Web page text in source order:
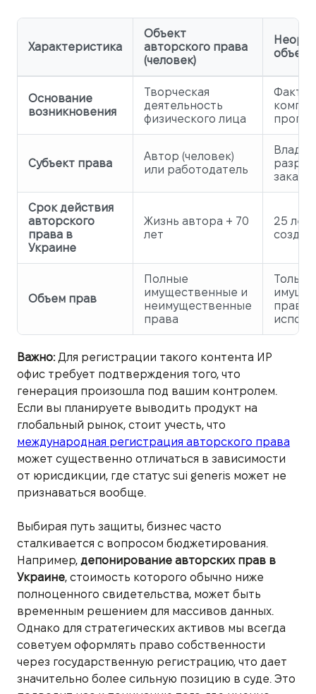
Характеристика
Объект
авторского права
(человек)
Основание
возникновения
Творческая
деятельность
физического лица
Факт
Субъект права
Автор (человек)
или работодатель
Срок действия
авторского
права в
Украине
Жизнь автора + 70
лет
25 лет
Объем прав
Полные
имущественные и
неимущественные
права
Только
права
Важно:Для регистрации такого контента ИР
офис требует подтверждения того, что
генерация произошла под вашим контролем.
Если вы планируете выводить продукт на
глобальный рынок, стоит учесть, что
международная регистрация авторского права
может существенно отличаться в зависимости
от юрисдикции, где статус sui generis может не
признаваться вообще.
Выбирая путь защиты, бизнес часто
сталкивается с вопросом бюджетирования.
Например, депонирование авторских прав в
Украине, стоимость которого обычно ниже
полноценного свидетельства, может быть
временным решением для массивов данных.
Однако для стратегических активов мы всегда
советуем оформлять право собственности
через государственную регистрацию, что дает
значительно более сильную позицию в суде. Это